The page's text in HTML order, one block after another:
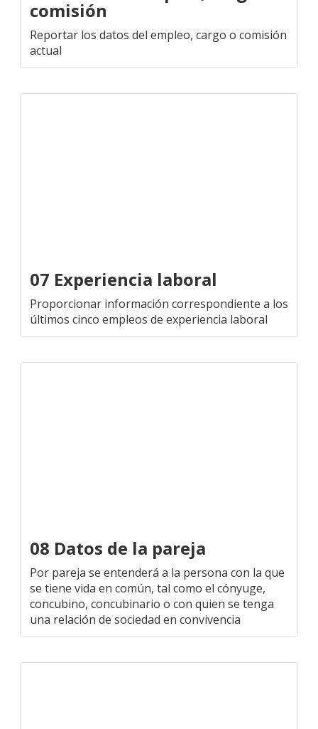
comisión
Reportar los datos del empleo, cargo o comisión
actual
07 Experiencia laboral
Proporcionar información correspondiente a los
últimos cinco empleos de experiencia laboral
08 Datos de la pareja
Por pareja se entenderá a la persona con la que
se tiene vida en común, tal como el cónyuge,
concubino, concubinario o con quien se tenga
una relación de sociedad en convivencia